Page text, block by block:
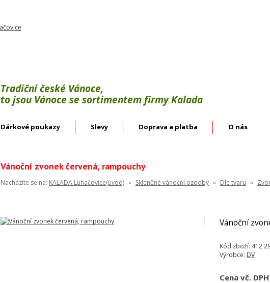
Tradiční české Vánoce,
to jsou Vánoce se sortimentem firmy Kalada
Dárkové poukazy Slevy Doprava a platba O nás
Vánoční zvonek červená, rampouchy
Nacházíte se na: KALADA Luhačovice(úvod) » Skleněné vánoční ozdoby » Dle tvaru »
Vánoční
Kód zboží: 412
Výrobce: DV
Cena vč. DPH